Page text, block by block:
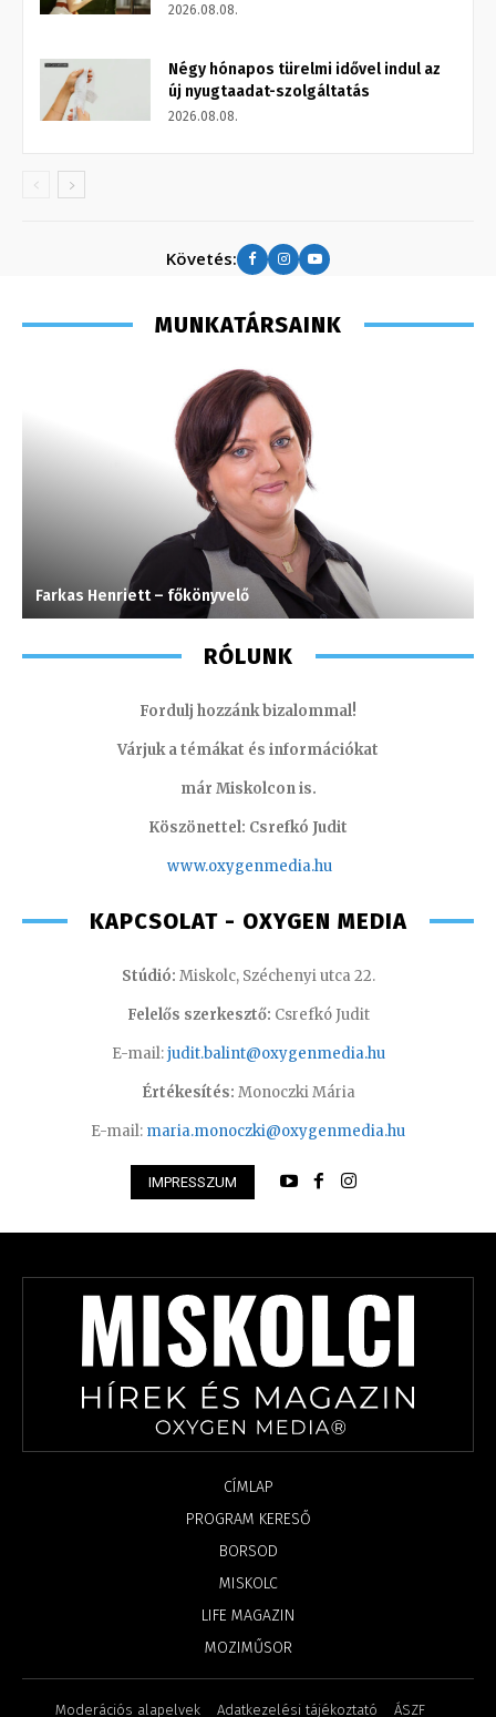
2026.08.08.
Négy hónapos türelmi idővel indul az
új nyugtaadat-szolgáltatás
2026.08.08.
Követés:
MUNKATÁRSAINK
Farkas Henriett – főkönyvelő
RÓLUNK
Fordulj hozzánk bizalommal!
Várjuk a témákat és információkat
már Miskolcon is.
Köszönettel: Csrefkó Judit
www.oxygenmedia.hu
KAPCSOLAT - OXYGEN MEDIA
Stúdió: Miskolc, Széchenyi utca 22.
Felelős szerkesztő: Csrefkó Judit
E-mail:judit.balint@oxygenmedia.hu
Értékesítés: Monoczki Mária
E-mail: maria.monoczki@oxygenmedia.hu
IMPRESSZUM
CÍMLAP
PROGRAM KERESŐ
BORSOD
MISKOLC
LIFE MAGAZIN
MOZIMŰSOR
Moderációs alapelvek Adatkezelési tájékoztató ÁSZF